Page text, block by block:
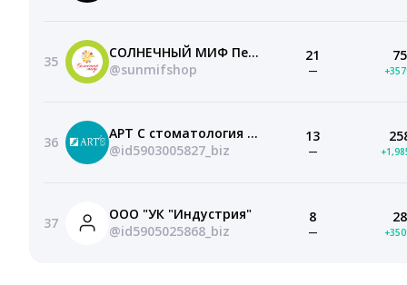
35
СОЛНЕЧНЫЙ МИФ Пермь|Детская одежда
@sunmifshop
21
—
75
36
АРТ С стоматология Пермь
@id5903005827_biz
13
—
37
ООО "УК "Индустрия"
@id5905025868_biz
8
—
28